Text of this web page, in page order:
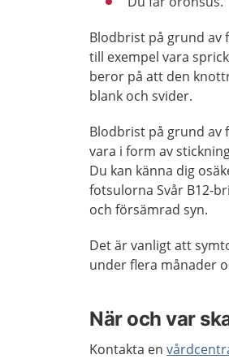
Blodbrist på grund av
till exempel vara
beror på att den
blank och svider.
Blodbrist på grund av
vara i form av
Du kan känna dig
fotsulorna Svår B12-
och försämrad syn.
Det är vanligt att
under flera månader
När och var
Kontakta en